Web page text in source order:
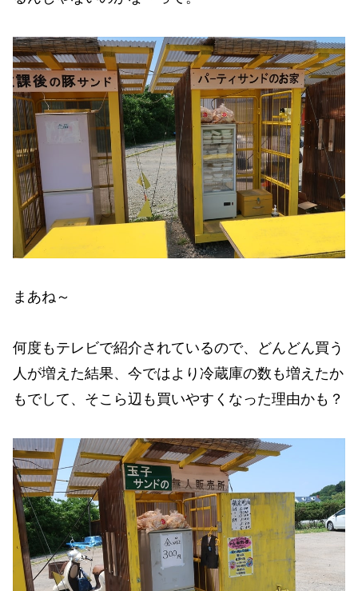
まあね～
何度もテレビで紹介されているので、どんどん買う
人が増えた結果、今ではより冷蔵庫の数も増えたか
もでして、そこら辺も買いやすくなった理由かも？